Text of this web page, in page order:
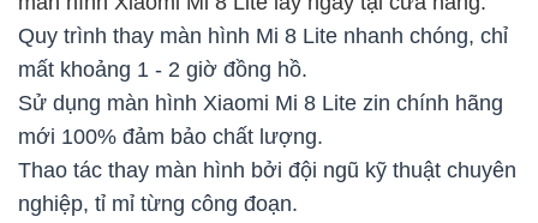
Quy trình thay màn hình Mi 8 Lite nhanh chóng, chỉ
mất khoảng 1 - 2 giờ đồng hồ.
Sử dụng màn hình Xiaomi Mi 8 Lite zin chính hãng
mới 100% đảm bảo chất lượng.
Thao tác thay màn hình bởi đội ngũ kỹ thuật chuyên
nghiệp, tỉ mỉ từng công đoạn.